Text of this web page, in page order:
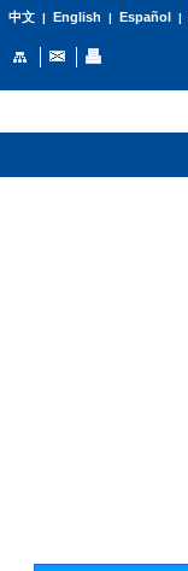
中文| English | Español |